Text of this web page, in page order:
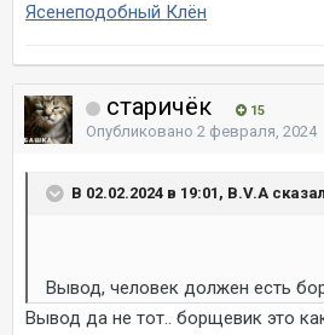
Ясенеподобный Клён
старичёк 15
Опубликовано 2 февраля, 2024
В 02.02.2024 в 19:01, B.V.A
Вывод, человек должен есть
Вывод да не тот.. борщевик это